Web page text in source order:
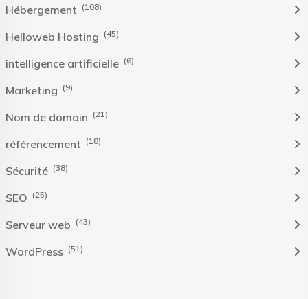
Hébergement (108)
Helloweb Hosting (45)
intelligence artificielle (6)
Marketing (9)
Nom de domain (21)
référencement (18)
Sécurité (38)
SEO (25)
Serveur web (43)
WordPress (51)